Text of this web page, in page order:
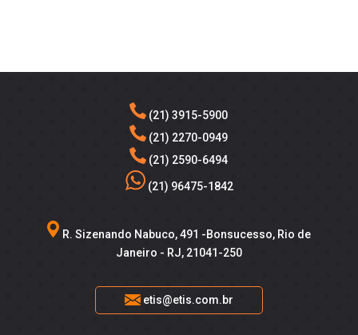
(21) 3915-5900
(21) 2270-0949
(21) 2590-6494
(21) 96475-1842
R. Sizenando Nabuco, 491 -Bonsucesso, Rio de
Janeiro - RJ, 21041-250
etis@etis.com.br